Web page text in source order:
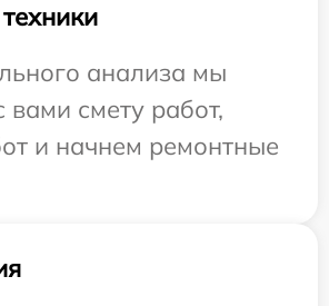
анализа мы
вами смету работ,
и начнем ремонтные